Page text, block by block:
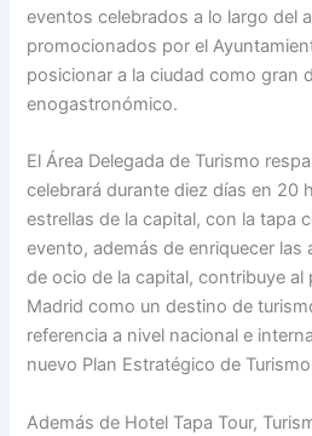
eventos celebrados a lo largo del
promocionados por el
posicionar a la ciudad como gran
enogastronómico.
El Área Delegada de Turismo
celebrará durante diez días en 20
estrellas de la capital, con la tapa
evento, además de enriquecer las
de ocio de la capital, contribuye
Madrid como un destino de
referencia a nivel nacional e
nuevo Plan Estratégico de
Además de Hotel Tapa Tour,